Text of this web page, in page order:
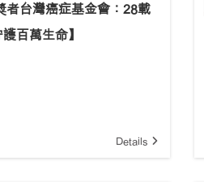
者台灣癌症基金會：28載
百萬生命】
Details